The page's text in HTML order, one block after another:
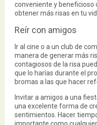
conveniente y beneficioso
obtener más risas en tu
Reír con amigos
Ir al cine o a un club de
manera de generar más
contagiosos de la risa
que lo harías durante el
bromas a las que hacer
Invitar a amigos a una
una excelente forma de
sentimientos. Hacer